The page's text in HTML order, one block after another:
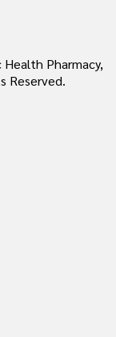
Health Pharmacy,
Reserved.